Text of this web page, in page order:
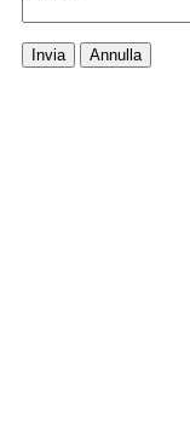
Invia Annulla